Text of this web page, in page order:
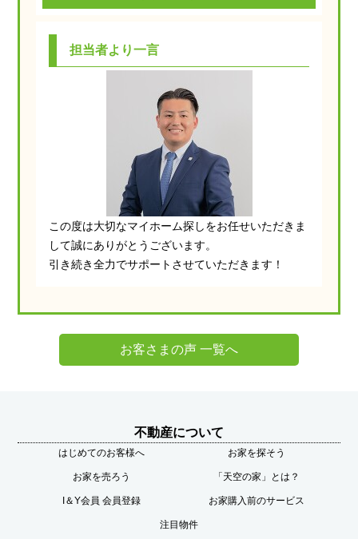
担当者より一言
この度は大切なマイホーム探しをお任せいただきま
して誠にありがとうございます。
引き続き全力でサポートさせていただきます！
お客さまの声 一覧へ
不動産について
はじめてのお客様へ お家を探そう
お家を売ろう 「天空の家」とは？
I＆Y会員 会員登録 お家購入前のサービス
注目物件